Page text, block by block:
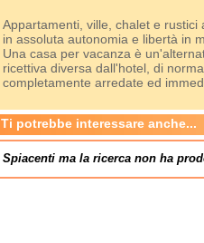
Appartamenti, ville, chalet e
in assoluta autonomia e libertà in
Una casa per vacanza è
ricettiva diversa dall'hotel, di
completamente arredate ed
Ti potrebbe interessare anche...
Spiacenti ma la ricerca non ha